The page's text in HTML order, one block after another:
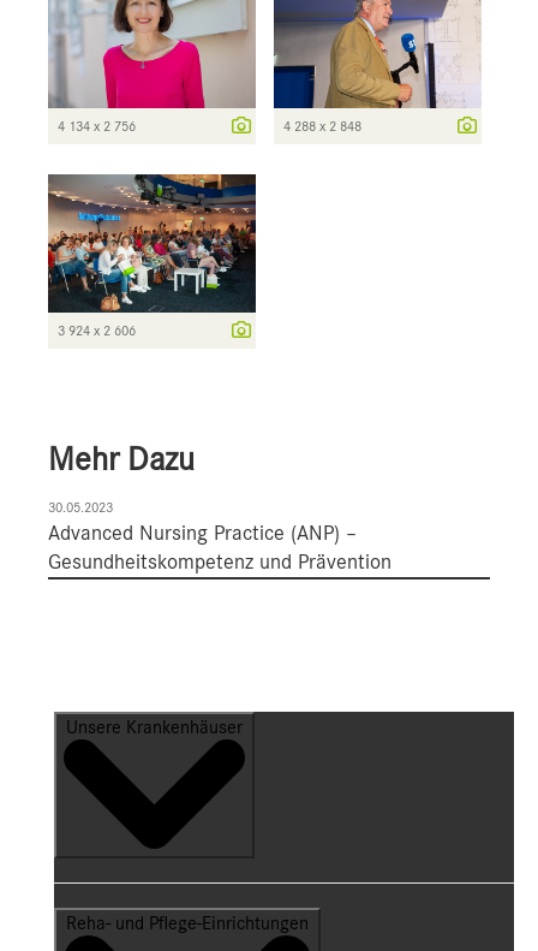
4 134 x 2 756 4 288 x 2 848
3 924 x 2 606
Mehr Dazu
30.05.2023
Advanced Nursing Practice (ANP) –
Gesundheitskompetenz und Prävention
Unsere Krankenhäuser
Reha- und Pflege-Einrichtungen